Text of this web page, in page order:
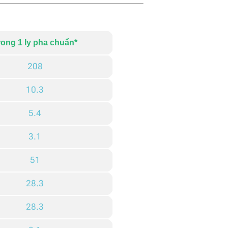
1 ly pha chuẩn*
208
10.3
5.4
3.1
51
28.3
28.3